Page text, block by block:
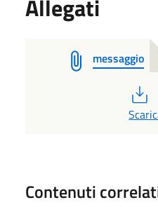
Allegati
messaggio
PDF
Contenuti